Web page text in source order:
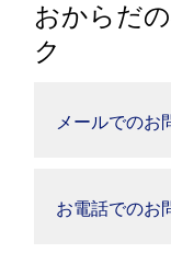
おからだ
ク
メールでのお
お電話でのお